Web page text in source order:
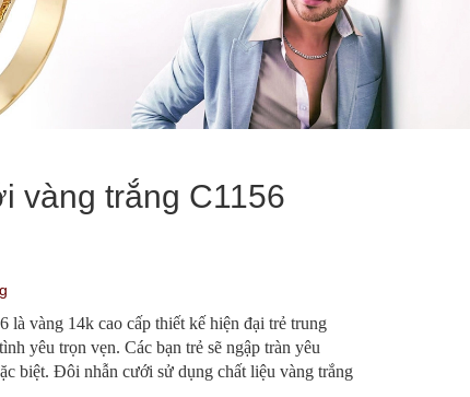
vàng trắng C1156
là vàng 14k cao cấp thiết kế hiện đại trẻ trung
yêu trọn vẹn. Các bạn trẻ sẽ ngập tràn yêu
biệt. Đôi nhẫn cưới sử dụng chất liệu vàng trắng